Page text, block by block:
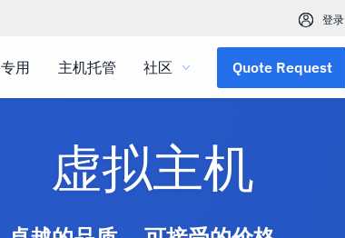
登录
专用 主机托管 社区 Quote Request
虚拟主机